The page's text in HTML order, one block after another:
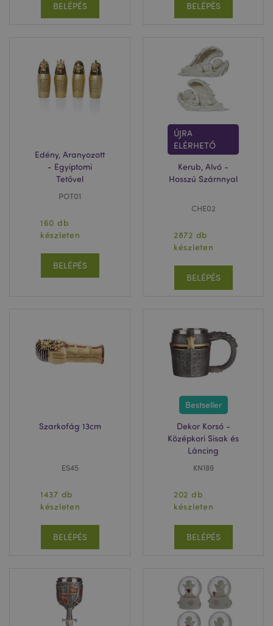
BELÉPÉS BELÉPÉS
Edény, Aranyozott
- Egyiptomi
Tetővel
POT01
160 db
készleten
BELÉPÉS
ÚJRA
ELÉRHETŐ
Kerub, Alvó -
Hosszú Szárnnyal
CHE02
2872 db
készleten
BELÉPÉS
Szarkofág 13cm
ES45
1437 db
készleten
BELÉPÉS
Bestseller
Dekor Korsó -
Középkori Sisak és
Láncing
KN189
202 db
készleten
BELÉPÉS